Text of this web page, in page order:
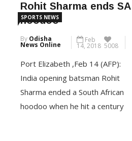
motivate each other as he met
them after their loss to
Australia. “India stands with
prime minister said, sharing a
[…]
CONTINUE READING
SPORTS NEWS
Rohit Sharma ends SA
hoodoo
By Odisha
News Online
Feb
14, 2018 5008
Port Elizabeth ,Feb 14 (AFP):
India opening batsman Rohit
Sharma ended a South African
hoodoo when he hit a century